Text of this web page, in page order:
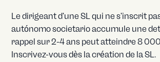
Le dirigeant d'une SL qui ne s'inscrit
autónomo societario accumule une
rappel sur 2-4 ans peut atteindre 8
Inscrivez-vous dès la création de la SL.